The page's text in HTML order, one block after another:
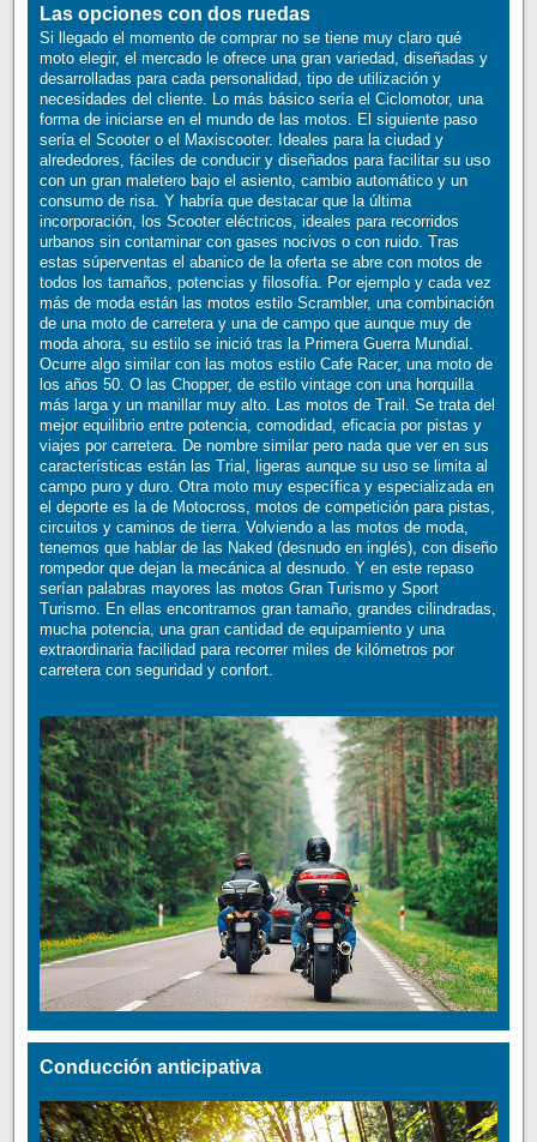
Las opciones con dos ruedas
Si llegado el momento de comprar no se tiene muy claro qué
moto elegir, el mercado le ofrece una gran variedad, diseñadas y
desarrolladas para cada personalidad, tipo de utilización y
necesidades del cliente. Lo más básico sería el Ciclomotor, una
forma de iniciarse en el mundo de las motos. El siguiente paso
sería el Scooter o el Maxiscooter. Ideales para la ciudad y
alrededores, fáciles de conducir y diseñados para facilitar su uso
con un gran maletero bajo el asiento, cambio automático y un
consumo de risa. Y habría que destacar que la última
incorporación, los Scooter eléctricos, ideales para recorridos
urbanos sin contaminar con gases nocivos o con ruido. Tras
estas súperventas el abanico de la oferta se abre con motos de
todos los tamaños, potencias y filosofía. Por ejemplo y cada vez
más de moda están las motos estilo Scrambler, una combinación
de una moto de carretera y una de campo que aunque muy de
moda ahora, su estilo se inició tras la Primera Guerra Mundial.
Ocurre algo similar con las motos estilo Cafe Racer, una moto de
los años 50. O las Chopper, de estilo vintage con una horquilla
más larga y un manillar muy alto. Las motos de Trail. Se trata del
mejor equilibrio entre potencia, comodidad, eficacia por pistas y
viajes por carretera. De nombre similar pero nada que ver en sus
características están las Trial, ligeras aunque su uso se limita al
campo puro y duro. Otra moto muy específica y especializada en
el deporte es la de Motocross, motos de competición para pistas,
circuitos y caminos de tierra. Volviendo a las motos de moda,
tenemos que hablar de las Naked (desnudo en inglés), con diseño
rompedor que dejan la mecánica al desnudo. Y en este repaso
serían palabras mayores las motos Gran Turismo y Sport
Turismo. En ellas encontramos gran tamaño, grandes cilindradas,
mucha potencia, una gran cantidad de equipamiento y una
extraordinaria facilidad para recorrer miles de kilómetros por
carretera con seguridad y confort.
Conducción anticipativa